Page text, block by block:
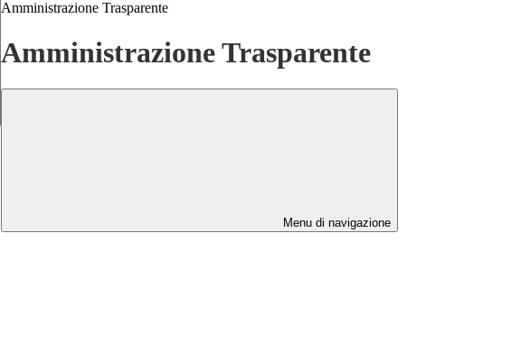
Amministrazione Trasparente
Amministrazione Trasparente
Menu di navigazione